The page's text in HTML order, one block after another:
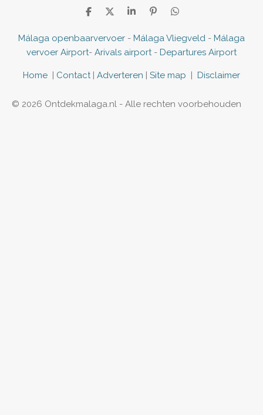
D
l
n
D
e
S
a
e
P
n
n
e
D
l
n
Málaga openbaarvervoer - Málaga Vliegveld - Málaga
vervoer Airport- Arivals airport- Departures Airport
Home | Contact| Adverteren | Site map | Disclaimer
© 2026 Ontdekmalaga.nl - Alle rechten voorbehouden